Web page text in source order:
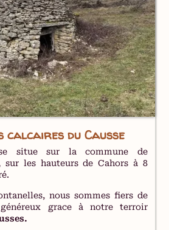
calcaires du Causse
situe sur la commune de
sur les hauteurs de Cahors à 8
nous sommes fiers de
grace à notre terroir